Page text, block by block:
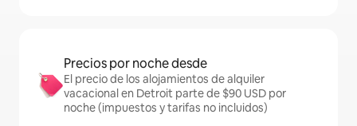
Precios por noche desde
El precio de los alojamientos de alquiler
vacacional en Detroit parte de $90 USD por
noche (impuestos y tarifas no incluidos)